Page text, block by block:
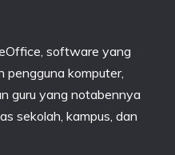
software yang
pengguna komputer,
guru yang notabennya
sekolah, kampus, dan